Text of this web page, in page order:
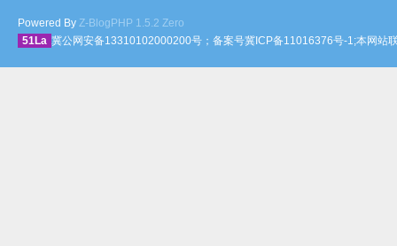
Powered By Z-BlogPHP 1.5.2 Zero
51La 冀公网安备13310102000200号；备案号冀ICP备11016376号-1;本网站